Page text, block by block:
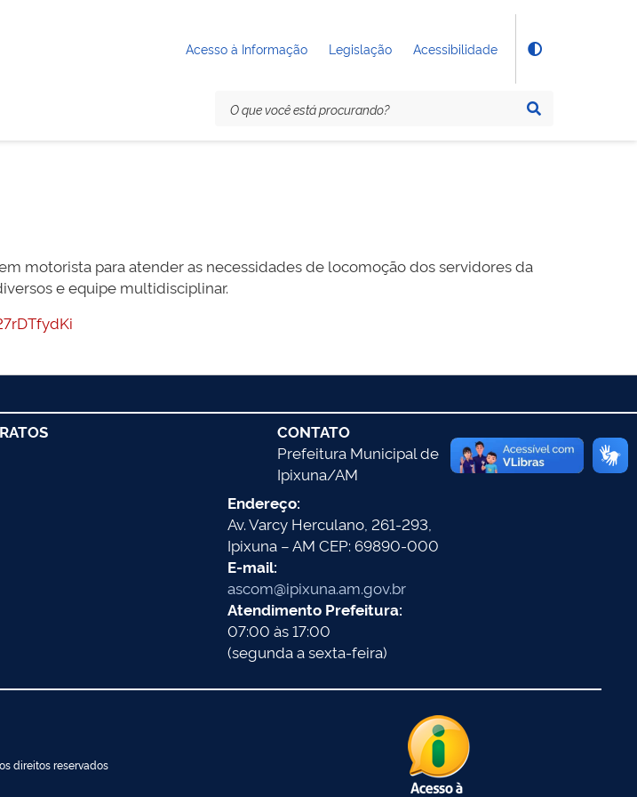
Acesso à Informação Legislação Acessibilidade
motorista para atender as necessidades de locomoção dos servidores da
e equipe multidisciplinar.
CONTATO
Prefeitura Municipal de
Ipixuna/AM
Endereço:
Av. Varcy Herculano, 261-293,
Ipixuna – AM CEP: 69890-000
E-mail:
ascom@ipixuna.am.gov.br
Atendimento Prefeitura:
07:00 às 17:00
(segunda a sexta-feira)
direitos reservados